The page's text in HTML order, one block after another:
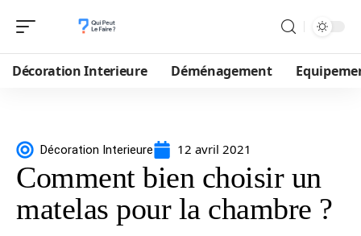
Décoration Interieure Déménagement
Décoration Interieure 12 avril 2021
Comment bien choisir un
matelas pour la chambre ?